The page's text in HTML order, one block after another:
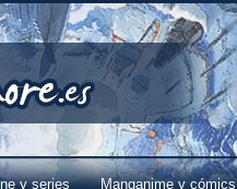
y series Manganime y cómics